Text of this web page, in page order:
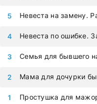
Простушка для
Мама для дочурки
Семья для бывшего
Невеста по ошибке.
Невеста на замену.